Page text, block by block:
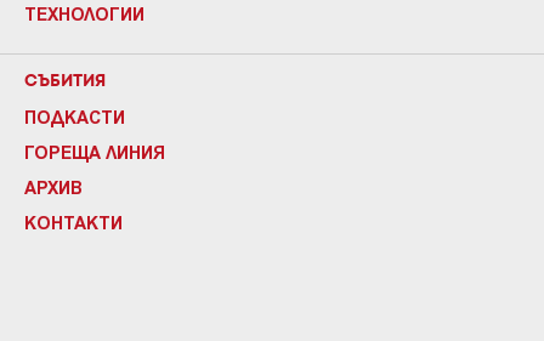
ТЕХНОЛОГИИ
СЪБИТИЯ
ПОДКАСТИ
ГОРЕЩА ЛИНИЯ
АРХИВ
КОНТАКТИ